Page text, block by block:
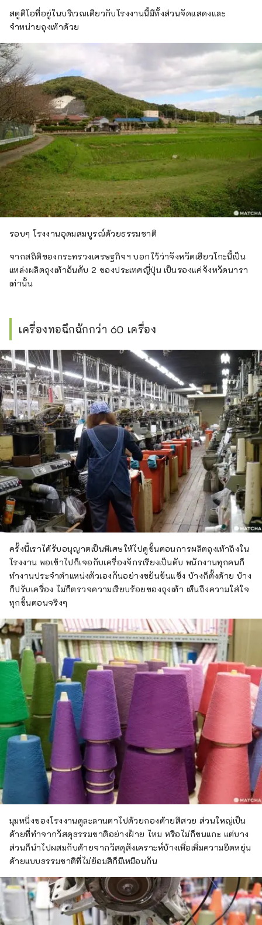
สตูดิโอที่อยู่ในบริเวณเดียวกับโรงงานนี้มีทั้งส่วนจัดแสดงและ
จำหน่ายถุงเท้าด้วย
รอบๆ โรงงานอุดมสมบูรณ์ด้วยธรรมชาติ
จากสถิติของกระทรวงเศรษฐกิจฯ บอกไว้ว่าจังหวัดเฮียวโกะนี้เป็น
แหล่งผลิตถุงเท้าอันดับ 2 ของประเทศญี่ปุ่น เป็นรองแค่จังหวัดนารา
เท่านั้น
เครื่องทอฉึกฉักกว่า 60 เครื่อง
ครั้งนี้เราได้รับอนุญาตเป็นพิเศษให้ไปดูขั้นตอนการผลิตถุงเท้าถึงใน
โรงงาน พอเข้าไปก็เจอกับเครื่องจักรเรียงเป็นตับ พนักงานทุกคนก็
ทำงานประจำตำแหน่งตัวเองกันอย่างขยันขันแข็ง บ้างก็ตั้งด้าย บ้าง
ก็ปรับเครื่อง ไม่ก็ตรวจความเรียบร้อยของถุงเท้า เห็นถึงความใส่ใจ
ทุกขั้นตอนจริงๆ
มุมหนึ่งของโรงงานดูละลานตาไปด้วยกองด้ายสีสวย ส่วนใหญ่เป็น
ด้ายที่ทำจากวัสดุธรรมชาติอย่างฝ้าย ไหม หรือไม่ก็ขนแกะ แต่บาง
ส่วนก็นำไปผสมกับด้ายจากวัสดุสังเคราะห์บ้างเพื่อเพิ่มความยืดหยุ่น
ด้ายแบบธรรมชาติที่ไม่ย้อมสีก็มีเหมือนกัน